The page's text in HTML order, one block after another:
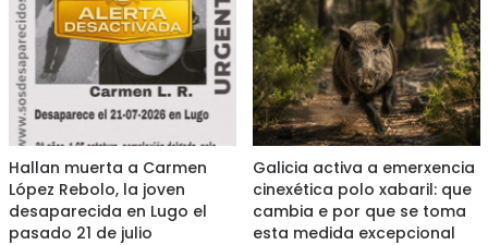
Hallan muerta a Carmen
López Rebolo, la joven
desaparecida en Lugo el
pasado 21 de julio
Galicia activa a emerxencia
cinexética polo xabaril: que
cambia e por que se toma
esta medida excepcional